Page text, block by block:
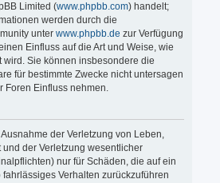
Limited (www.phpbb.com) handelt;
werden durch die
unter www.phpbb.de zur Verfügung
Einfluss auf die Art und Weise, wie
wird. Sie können insbesondere die
für bestimmte Zwecke nicht untersagen
Foren Einfluss nehmen.
der Verletzung von Leben,
der Verletzung wesentlicher
nur für Schäden, die auf ein
Verhalten zurückzuführen